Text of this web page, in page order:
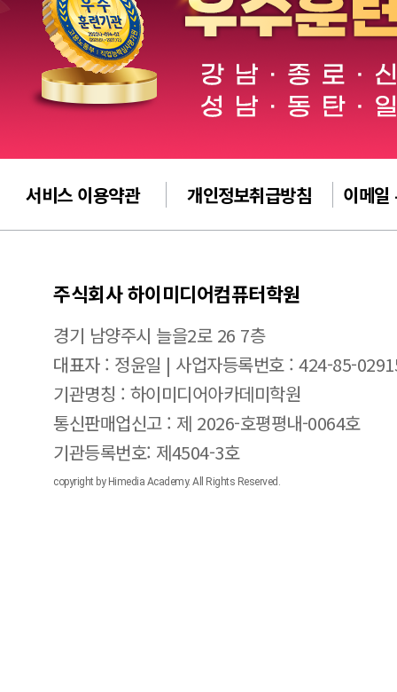
서비스 이용약관 개인정보취급방침 이메일
주식회사 하이미디어컴퓨터학원
경기 남양주시 늘을2로 26 7층
대표자 : 정윤일 | 사업자등록번호 : 424-85-
기관명칭 : 하이미디어아카데미학원
통신판매업신고 : 제 2026-호평평내-0064호
기관등록번호: 제4504-3호
copyright by Himedia Academy. All Rights Reserved.